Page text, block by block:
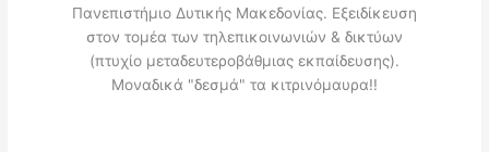
Πανεπιστήμιο Δυτικής Μακεδονίας. Εξειδίκευση
στον τομέα των τηλεπικοινωνιών & δικτύων
(πτυχίο μεταδευτεροβάθμιας εκπαίδευσης).
Μοναδικά "δεσμά" τα κιτρινόμαυρα!!